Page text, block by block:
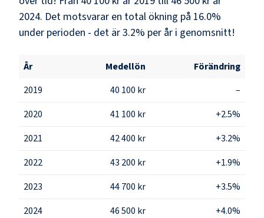
2024. Det motsvarar en total ökning på 16.0%
under perioden - det är 3.2% per år i genomsnitt!
År Medellön
Förändring
2019
40 100 kr
–
2020
41 100 kr
+2.5%
2021
42 400 kr
+3.2%
2022
43 200 kr
+1.9%
2023
44 700 kr
+3.5%
2024
46 500 kr +4.0%